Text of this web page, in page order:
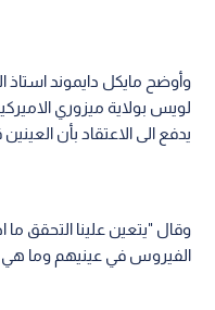
وأوضح مايكل دايموند
لويس بولاية ميزوري
يدفع الى الاعتقاد بأن
وقال "يتعين علينا التحقق
الفيروس في عينيهم وما هي